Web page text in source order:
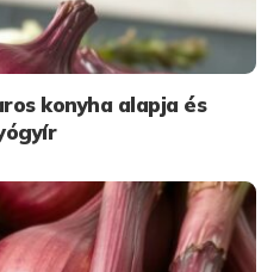
konyha alapja és